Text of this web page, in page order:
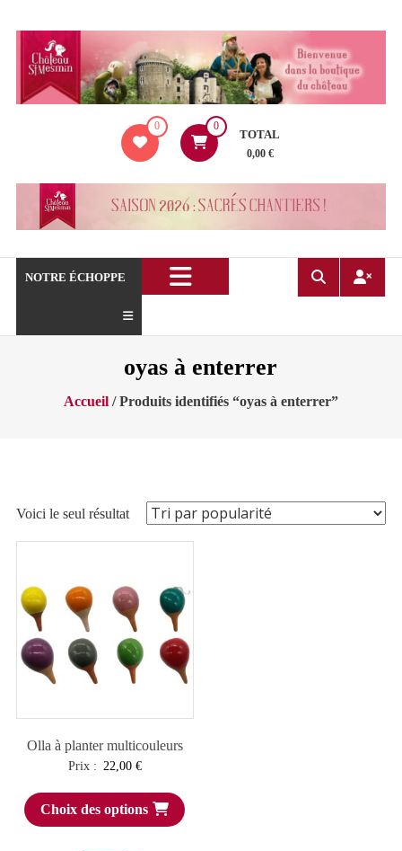
contenu
de
Mesmin
0 0
TOTAL
0,00 €
NOTRE ÉCHOPPE
oyas à enterrer
Accueil/ Produits identifiés “oyas à enterrer”
Voici le seul résultat
Olla à planter multicouleurs
Prix : 22,00 €
Choix des options